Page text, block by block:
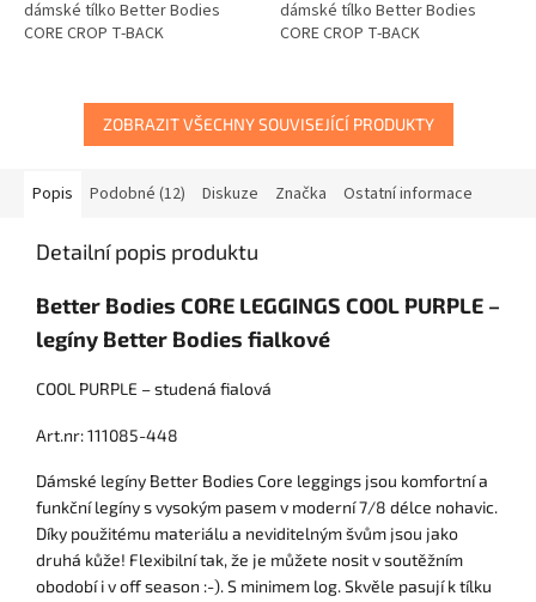
dámské tílko Better Bodies
CORE CROP T-BACK
dámské tílko Better Bodies
CORE CROP T-BACK
ZOBRAZIT VŠECHNY SOUVISEJÍCÍ PRODUKTY
Popis Podobné (12) Diskuze Značka Ostatní informace
Detailní popis produktu
Better Bodies CORE LEGGINGS COOL PURPLE –
legíny Better Bodies fialkové
COOL PURPLE – studená fialová
Art.nr: 111085-448
Dámské legíny Better Bodies Core leggings jsou komfortní a
funkční legíny s vysokým pasem v moderní 7/8 délce nohavic.
Díky použitému materiálu a neviditelným švům jsou jako
druhá kůže! Flexibilní tak, že je můžete nosit v soutěžním
obodobí i v off season :-). S minimem log. Skvěle pasují k tílku